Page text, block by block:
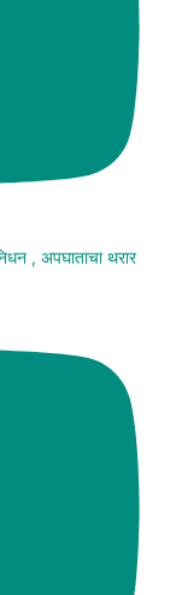
, अपघाताचा थरार